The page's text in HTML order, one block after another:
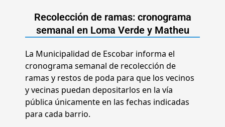
Recolección de ramas: cronograma
semanal en Loma Verde y Matheu
La Municipalidad de Escobar informa el
cronograma semanal de recolección de
ramas y restos de poda para que los vecinos
y vecinas puedan depositarlos en la vía
pública únicamente en las fechas indicadas
para cada barrio.